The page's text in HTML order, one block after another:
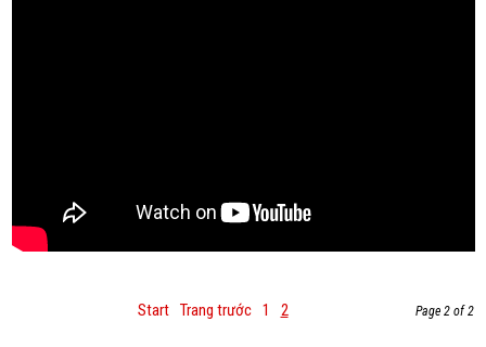
Page 2 of 2
Start Trang trước 1 2